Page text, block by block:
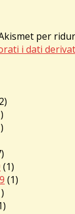
per
i dati
(1)
(1)